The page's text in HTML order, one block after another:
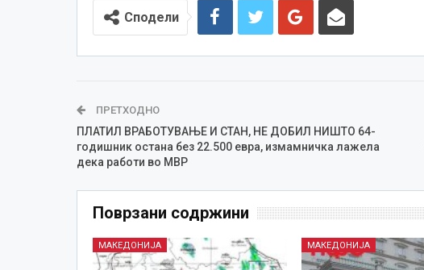
Сподели
ПРЕТХОДНО
ПЛАТИЛ ВРАБОТУВАЊЕ И СТАН, НЕ ДОБИЛ НИШТО 64-
годишник остана без 22.500 евра, измамничка лажела
дека работи во МВР
Поврзани содржини
МАКЕДОНИЈА МАКЕДОНИЈА